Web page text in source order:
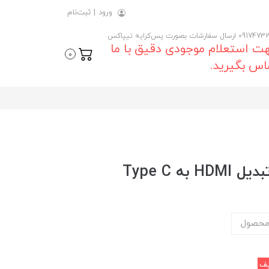
ورود | ثبت‌نام
سفارشات بصورت پس‌کرایه تیپاکس
استعلام موجودی دقیق با ما
بگیرید.
0